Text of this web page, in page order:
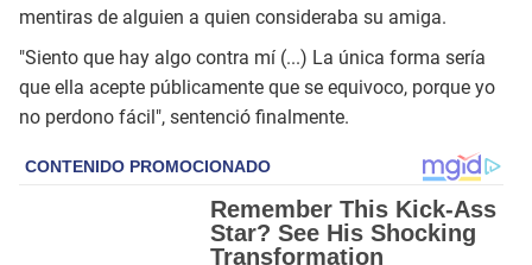
mentiras de alguien a quien consideraba su amiga.
"Siento que hay algo contra mí (...) La única forma sería
que ella acepte públicamente que se equivoco, porque yo
no perdono fácil", sentenció finalmente.